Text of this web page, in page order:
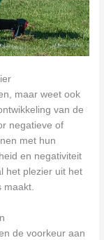
maar weet ook
van de
negatieve of
met hun
en negativiteit
het plezier uit het
de voorkeur aan